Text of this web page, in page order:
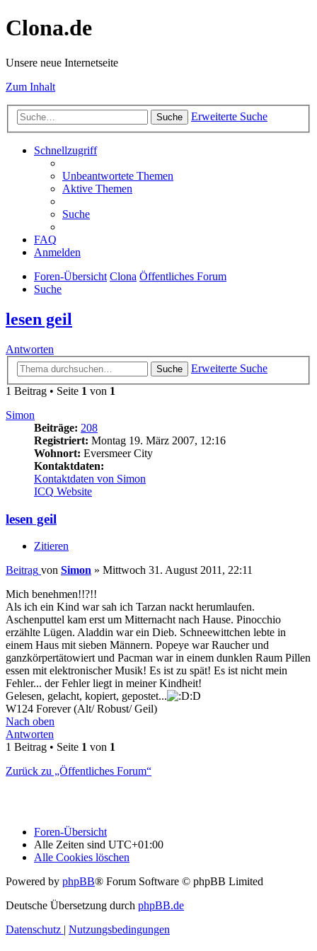
Clona.de
Unsere neue Internetseite
Zum Inhalt
Suche Erweiterte Suche
Schnellzugriff
Unbeantwortete Themen
Aktive Themen
Suche
FAQ
Anmelden
Foren-Übersicht Clona Öffentliches Forum
Suche
lesen geil
Antworten
Suche
Erweiterte Suche
1 Beitrag • Seite 1 von 1
Simon
Beiträge: 208
Registriert: Montag 19. März 2007, 12:16
Wohnort: Eversmeer City
Kontaktdaten:
Kontaktdaten von Simon
ICQ Website
lesen geil
Zitieren
Beitrag von Simon » Mittwoch 31. August 2011, 22:11
Mich benehmen!!?!!
Als ich ein Kind war sah ich Tarzan nackt herumlaufen.
Aschenputtel kam erst um Mitternacht nach Hause. Pinocchio
erzählte Lügen. Aladdin war ein Dieb. Schneewittchen lebte in
einem Haus mit sieben Männern. Popeye war Raucher und
ganzkörpertätowiert und Pacman war in einem dunklen Raum Pillen
essen mit elektronischer Musik! Es ist zu spät! Es ist nicht mein
Fehler... der Fehler liegt in meiner Kindheit!
Gelesen, gelacht, kopiert, gepostet...
:D
W124 Forever (Alt/ Robust/ Geil)
Nach oben
Antworten
1 Beitrag • Seite 1 von 1
Zurück zu „Öffentliches Forum“
Foren-Übersicht
Alle Zeiten sind UTC+01:00
Alle Cookies löschen
Powered by phpBB® Forum Software © phpBB Limited
Deutsche Übersetzung durch phpBB.de
Datenschutz | Nutzungsbedingungen